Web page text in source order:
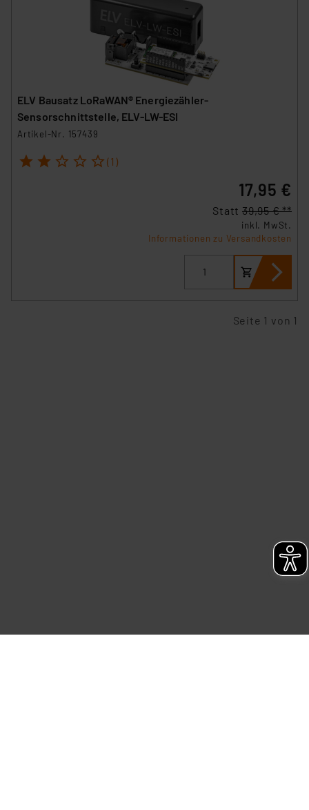
ELV Bausatz LoRaWAN® Energiezähler-
Sensorschnittstelle, ELV-LW-ESI
Artikel-Nr. 157439
1 2 3 4 5 (1)
17,95 €
Statt 39,95 € **
inkl. MwSt.
Informationen zu Versandkosten
Seite 1 von 1